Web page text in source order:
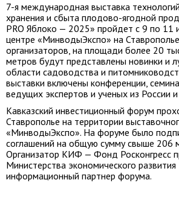
7-я международная выставка
хранения и сбыта плодово-ягодной
PRO Яблоко — 2025» пройдет с 9 по 11
центре «МинводыЭкспо» на
организаторов, на площади более 20
метров будут представлены новинки и
области садоводства и
выставки включены конференции,
ведущих экспертов и ученых из России
Кавказский инвестиционный форум
Ставрополье на территории
«МинводыЭкспо». На форуме было
соглашений на общую сумму свыше 206
Организатор КИФ — Фонд Росконгресс
Министерства экономического
информационный партнер форума.